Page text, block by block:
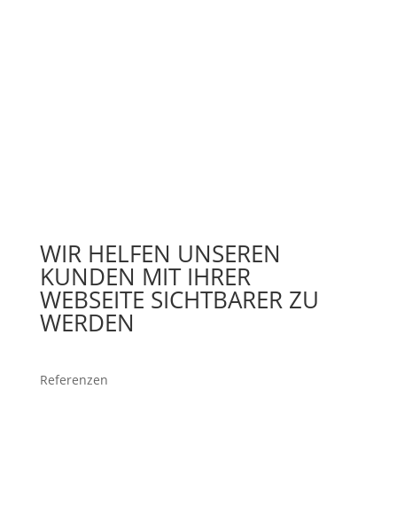
WIR HELFEN UNSEREN
KUNDEN MIT IHRER
WEBSEITE SICHTBARER ZU
WERDEN
Referenzen